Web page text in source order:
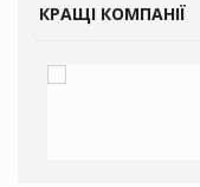
КРАЩІ КОМПАНІЇ